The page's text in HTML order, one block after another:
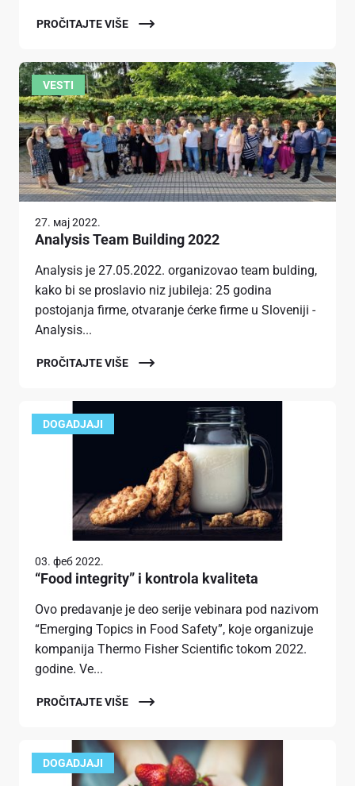
PROČITAJTE VIŠE
VESTI
27. мај 2022.
Analysis Team Building 2022
Analysis je 27.05.2022. organizovao team bulding,
kako bi se proslavio niz jubileja: 25 godina
postojanja firme, otvaranje ćerke firme u Sloveniji -
Analysis...
PROČITAJTE VIŠE
DOGADJAJI
03. феб 2022.
“Food integrity” i kontrola kvaliteta
Ovo predavanje je deo serije vebinara pod nazivom
“Emerging Topics in Food Safety”, koje organizuje
kompanija Thermo Fisher Scientific tokom 2022.
godine. Ve...
PROČITAJTE VIŠE
DOGADJAJI